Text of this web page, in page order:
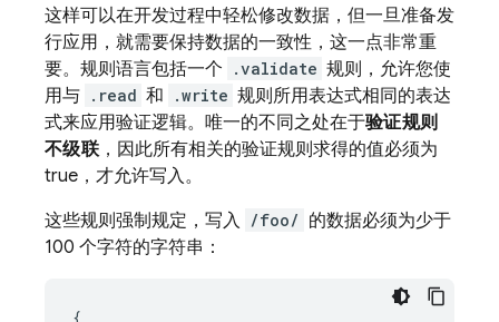
这样可以在开发过程中轻松修改数据，但一旦准备发
行应用，就需要保持数据的一致性，这一点非常重
要。规则语言包括一个
.validate 规则，允许您使
用与 .read 和 .write 规则所用表达式相同的表达
式来应用验证逻辑。唯一的不同之处在于验证规则
不级联，因此所有相关的验证规则求得的值必须为
true，才允许写入。
这些规则强制规定，写入 /foo/ 的数据必须为少于
100 个字符的字符串：
{